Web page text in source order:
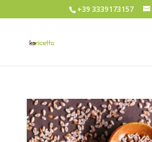
+39 3339173157